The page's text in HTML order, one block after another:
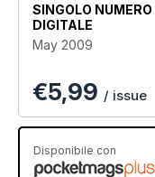
SINGOLO
DIGITALE
May 2009
€5,99 / issue
Disponibile con